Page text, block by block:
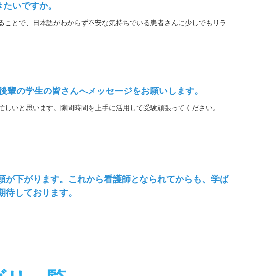
いですか。
とで、日本語がわからず不安な気持ちでいる患者さんに少しでもリラ
の学生の皆さんへメッセージをお願いします。
いと思います。隙間時間を上手に活用して受験頑張ってください。
下がります。これから看護師となられてからも、学ば
しております。